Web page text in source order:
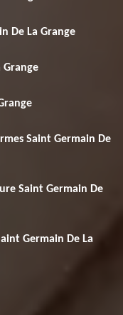
De La Grange
Grange
Saint Germain De
Saint Germain De
Germain De La